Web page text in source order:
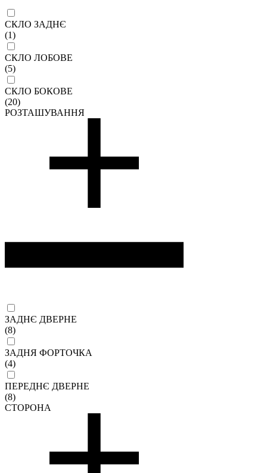
СКЛО ЗАДНЄ
(1)
СКЛО ЛОБОВЕ
(5)
СКЛО БОКОВЕ
(20)
РОЗТАШУВАННЯ
ЗАДНЄ ДВЕРНЕ
(8)
ЗАДНЯ ФОРТОЧКА
(4)
ПЕРЕДНЄ ДВЕРНЕ
(8)
СТОРОНА